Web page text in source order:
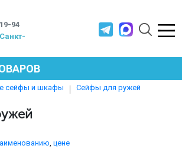
94
Санкт-
МЕБЕЛЬ
сейфы и шкафы Сейфы для ружей
цене